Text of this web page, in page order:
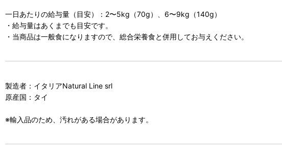
一日あたりの給与量（目安）：2〜5kg（70g）、6〜9kg（140g）
・給与量はあくまでも目安です。
・当商品は一般食になりますので、総合栄養食と併用してお与えください。
製造者：イタリアNatural Line srl
原産国：タイ
※輸入品のため、汚れがある場合があります。